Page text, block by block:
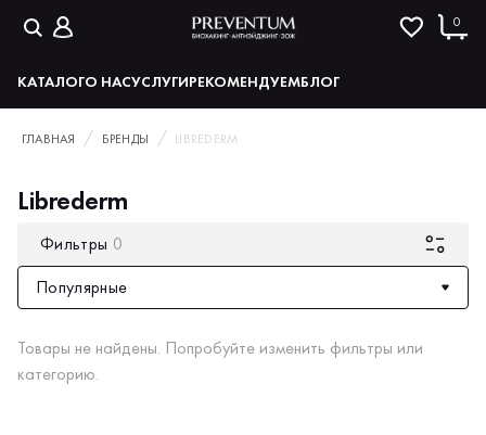
0
КАТАЛОГО НАСУСЛУГИРЕКОМЕНДУЕМБЛОГ
ГЛАВНАЯ БРЕНДЫ LIBREDERM
Librederm
Фильтры 0
Популярные
Товары не найдены. Попробуйте изменить фильтры или
категорию.